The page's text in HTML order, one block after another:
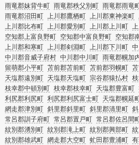
雨竜郡妹背牛町 雨竜郡秩父別町 雨竜郡雨竜
雨竜郡沼田町 上川郡鷹栖町 上川郡東神楽町
上川郡比布町 上川郡愛別町 上川郡上川町
空知郡上富良野町 空知郡中富良野町 空知郡
上川郡和寒町 上川郡剣淵町 上川郡下川町
中川郡音威子府村 中川郡中川町 雨竜郡幌加
留萌郡小平町 苫前郡苫前町 苫前郡羽幌町
天塩郡遠別町 天塩郡天塩町 宗谷郡猿払村
枝幸郡中頓別町 枝幸郡枝幸町 天塩郡豊富町
利尻郡利尻町 利尻郡利尻富士町 天塩郡幌延
網走郡津別町 斜里郡斜里町 斜里郡清里町
常呂郡訓子府町 常呂郡置戸町 常呂郡佐呂間
紋別郡湧別町 紋別郡滝上町 紋別郡興部町
紋別郡雄武町 網走郡大空町 虻田郡豊浦町